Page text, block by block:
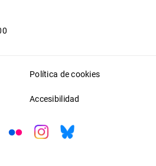
Política de cookies
Accesibilidad
FlickrInstagram
Bluesky